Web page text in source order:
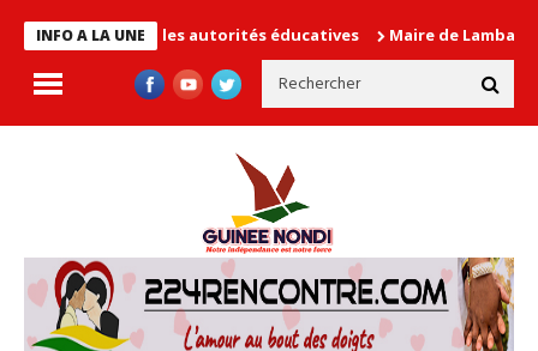
INFO A LA UNE
cause les autorités éducatives Maire de Lambanyi : Baba